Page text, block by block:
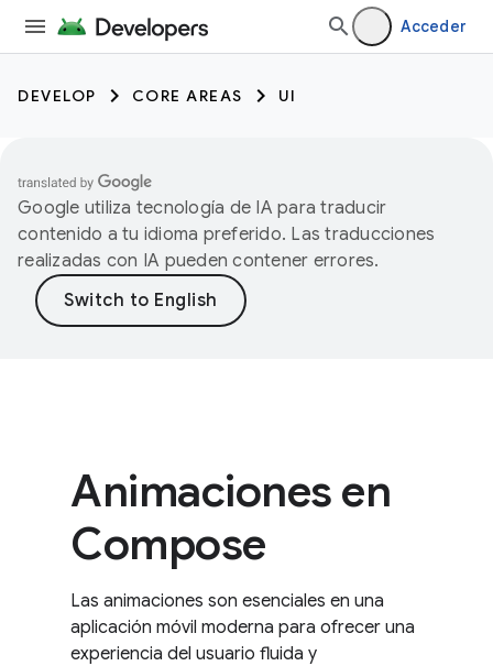
Acceder
DEVELOP CORE AREAS UI
Google utiliza tecnología de IA para traducir
contenido a tu idioma preferido. Las traducciones
realizadas con IA pueden contener errores.
Animaciones en
Compose
Las animaciones son esenciales en una
aplicación móvil moderna para ofrecer una
experiencia del usuario fluida y